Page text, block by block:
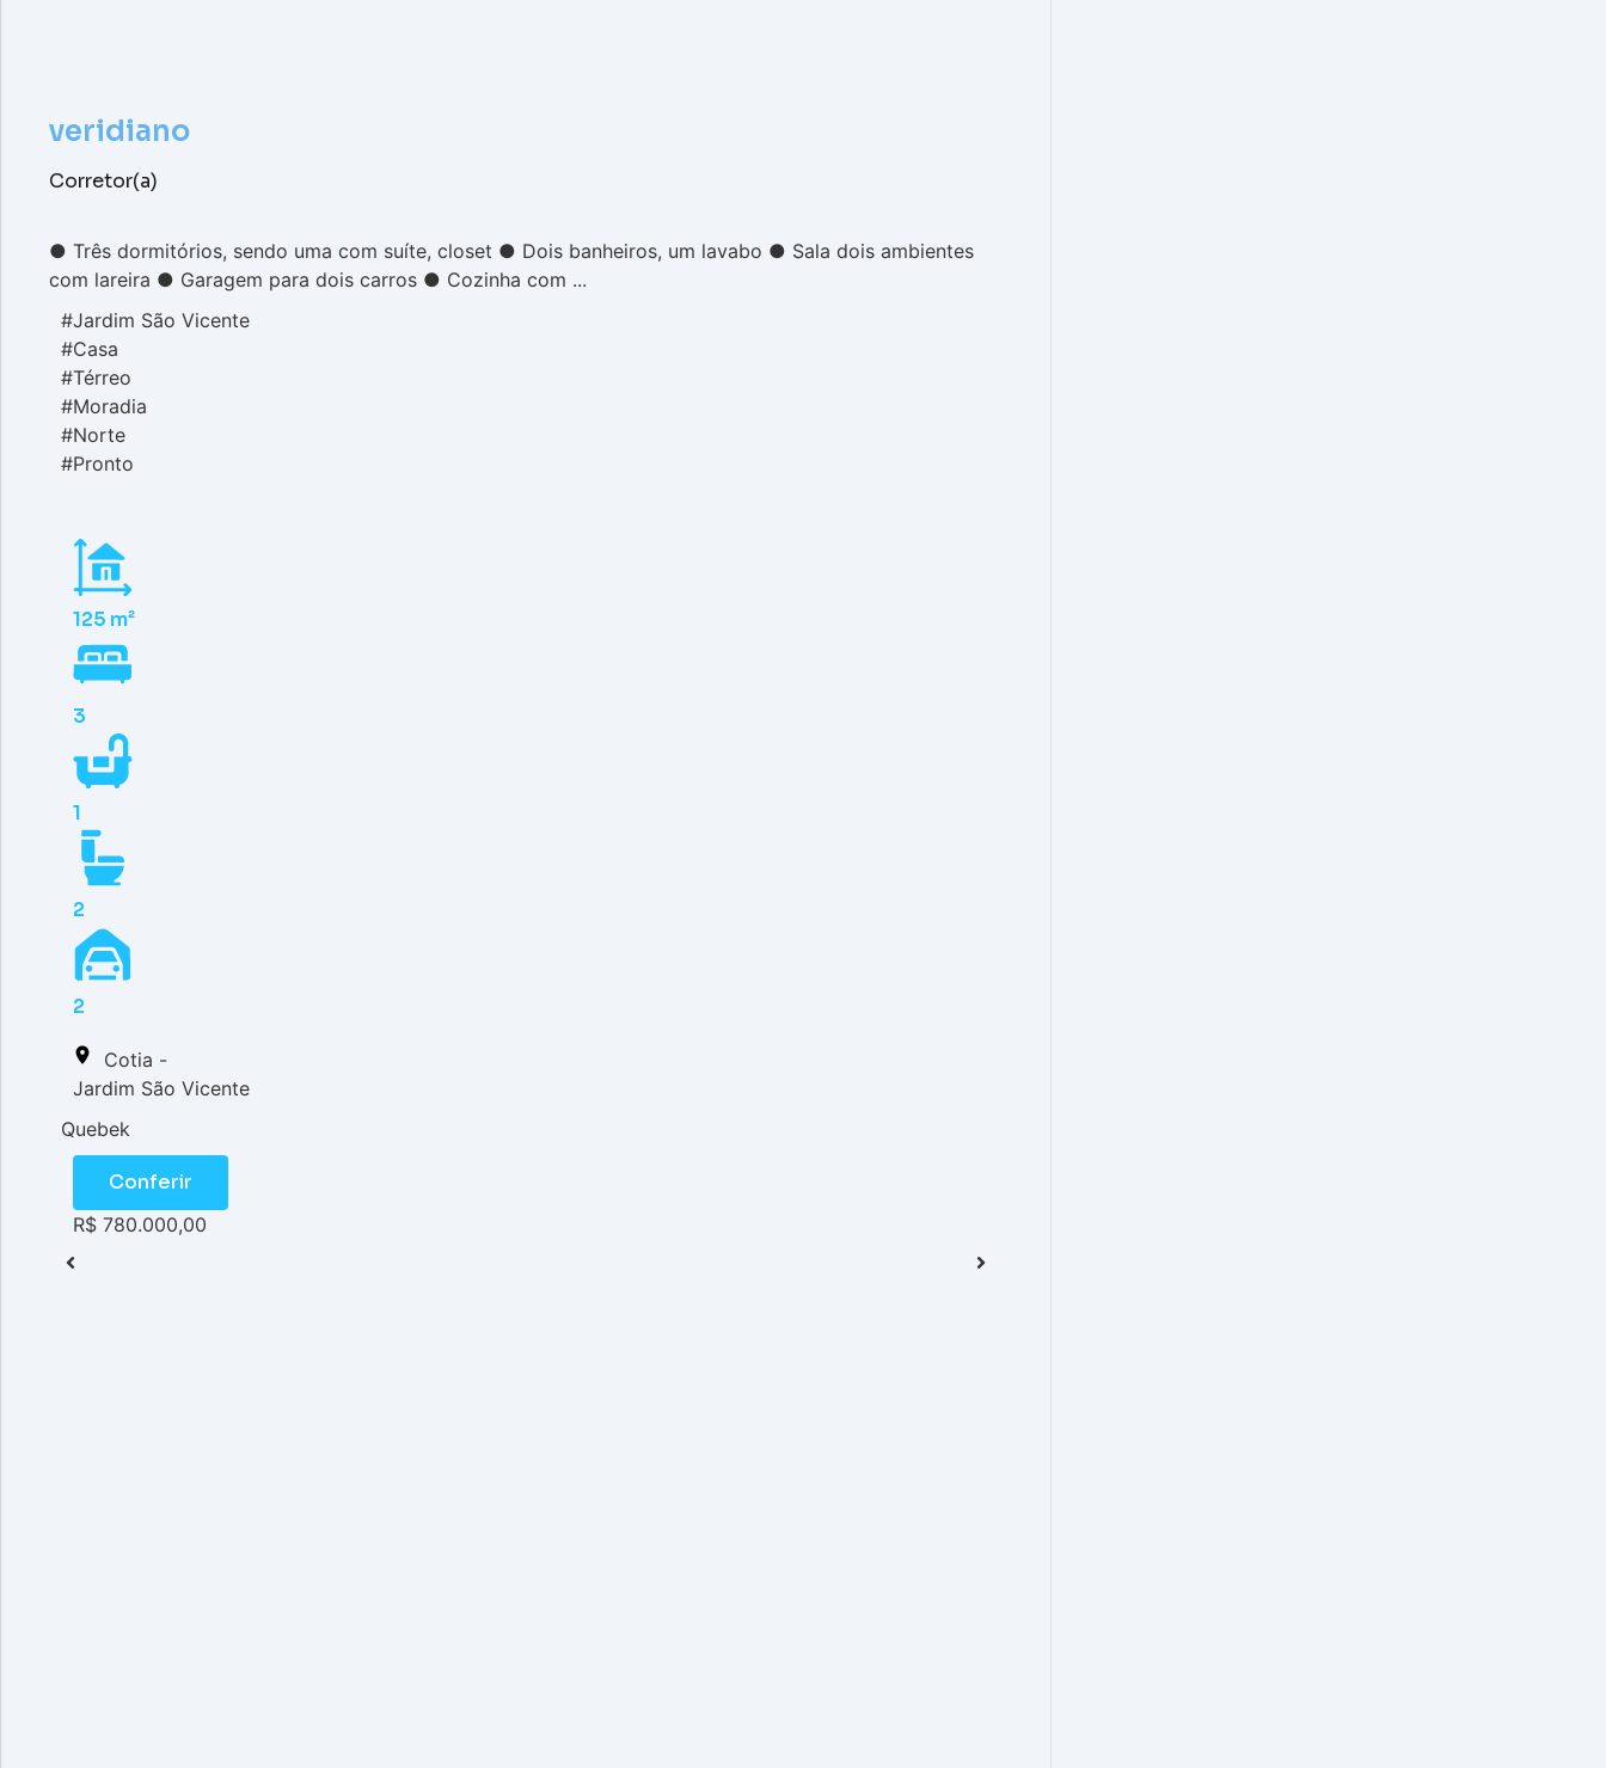
veridiano
Corretor(a)
● Três dormitórios, sendo uma com suíte, closet ● Dois banheiros, um lavabo ● Sala dois ambientes
com lareira ● Garagem para dois carros ● Cozinha com ...
#Jardim São Vicente
#Casa
#Térreo
#Moradia
#Norte
#Pronto
125 m²
3
1
2
2
Cotia -
Jardim São Vicente
Quebek
Conferir
R$ 780.000,00